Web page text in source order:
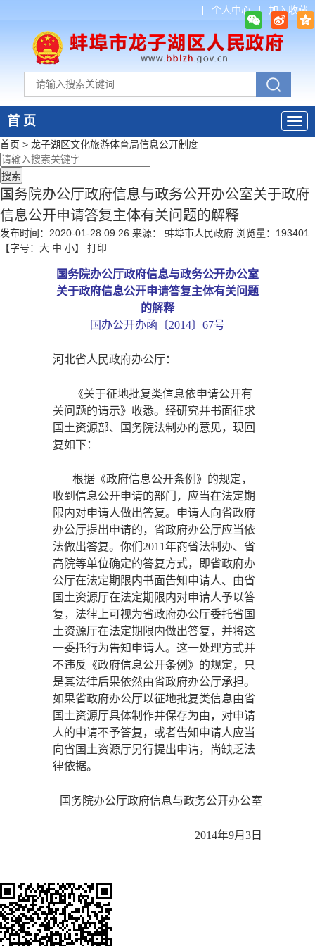
个人中心 加入收藏
首 页
首页 > 龙子湖区文化旅游体育局信息公开制度
国务院办公厅政府信息与政务公开办公室关于政府
信息公开申请答复主体有关问题的解释
发布时间：2020-01-28 09:26 来源： 蚌埠市人民政府 浏览量： 193401
【字号： 大 中 小】 打印
国务院办公厅政府信息与政务公开办公室
关于政府信息公开申请答复主体有关问题
的解释
国办公开办函〔2014〕67号
河北省人民政府办公厅：
《关于征地批复类信息依申请公开有
关问题的请示》收悉。经研究并书面征求
国土资源部、国务院法制办的意见，现回
复如下：
根据《政府信息公开条例》的规定，
收到信息公开申请的部门，应当在法定期
限内对申请人做出答复。申请人向省政府
办公厅提出申请的，省政府办公厅应当依
法做出答复。你们 2011年商省法制办、省
高院等单位确定的答复方式，即省政府办
公厅在法定期限内书面告知申请人、由省
国土资源厅在法定期限内对申请人予以答
复，法律上可视为省政府办公厅委托省国
土资源厅在法定期限内做出答复，并将这
一委托行为告知申请人。这一处理方式并
不违反《政府信息公开条例》的规定，只
是其法律后果依然由省政府办公厅承担。
如果省政府办公厅以征地批复类信息由省
国土资源厅具体制作并保存为由，对申请
人的申请不予答复，或者告知申请人应当
向省国土资源厅另行提出申请，尚缺乏法
律依据。
国务院办公厅政府信息与政务公开办公室
2014年9月3日